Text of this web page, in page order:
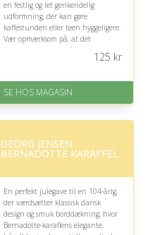
en festlig og let genkendelig
udformning, der kan gøre
kaffestunden eller teen hyggeligere.
Vær opmærksom på, at det
moderne mønster måske ikke
På lager
Levering: 1-3 dage
af 5
125 kr
SE HOS MAGASIN
GEORG JENSEN
BERNADOTTE KARAFFEL
En perfekt julegave til en 104-årig,
der værdsætter klassisk dansk
design og smuk borddækning, hvor
Bernadotte-karaflens elegante,